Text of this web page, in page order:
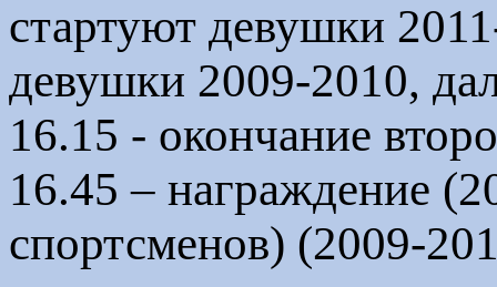
стартуют девушки
девушки 2009-2010,
16.15 - окончание
16.45 – награждение
спортсменов) (2009-